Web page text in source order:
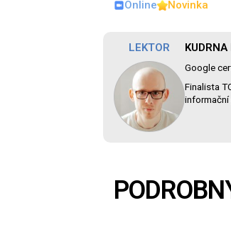
Online
Novinka
LEKTOR
Google
Finalista
informační